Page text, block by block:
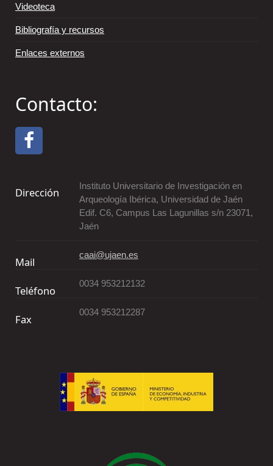
Videoteca
Bibliografía y recursos
Enlaces externos
Contacto:
Dirección
Instituto Universitario de Investigación en
Arqueología Ibérica, Universidad de Jaén
Edif. C6, Campus Las Lagunillas s/n 23071,
Jaén
Mail
caai@ujaen.es
Teléfono
0034 953212132
Fax
0034 953212287